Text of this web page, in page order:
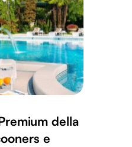
della
e